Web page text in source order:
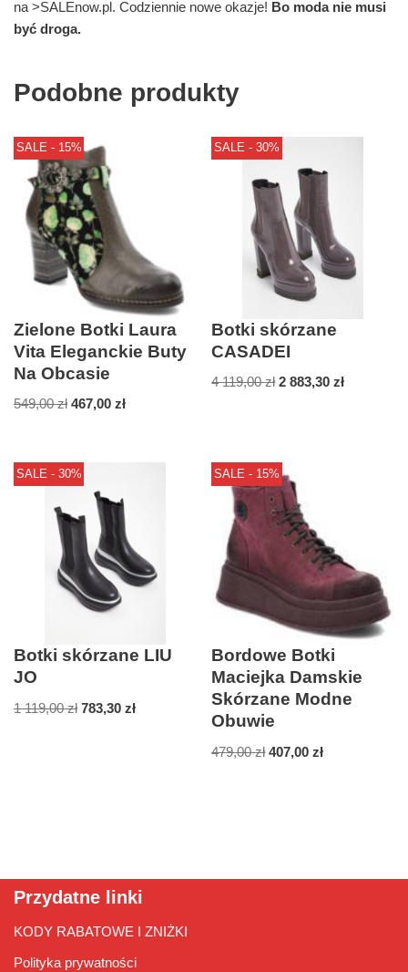
na >SALEnow.pl. Codziennie nowe okazje! Bo moda nie musi
być droga.
Podobne produkty
SALE - 15%
Zielone Botki Laura
Vita Eleganckie Buty
Na Obcasie
549,00zł 467,00 zł
SALE - 30%
Botki skórzane
CASADEI
4 119,00zł 2 883,30zł
SALE - 30%
Botki skórzane LIU
JO
1 119,00zł 783,30 zł
SALE - 15%
Bordowe Botki
Maciejka Damskie
Skórzane Modne
Obuwie
479,00zł 407,00zł
Przydatne linki
KODY RABATOWE I ZNIŻKI
Polityka prywatności